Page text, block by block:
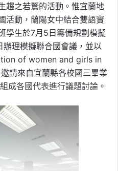
趨之若鶩的活動。惟宜蘭地
活動，蘭陽女中結合雙語實
學生於7月5日籌備規劃模擬
理模擬聯合國會議，並以
of women and girls in
請來自宜蘭縣各校國三畢業
成各國代表進行議題討論。